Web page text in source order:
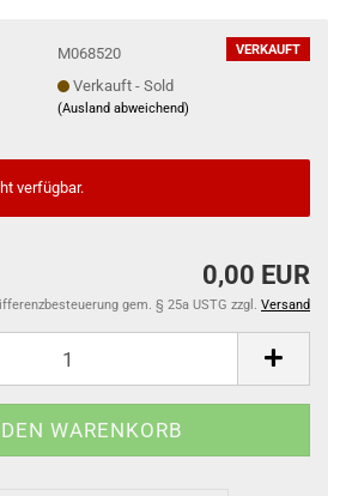
VERKAUFT
M068520
Verkauft - Sold
(Ausland abweichend)
verfügbar.
0,00 EUR
gem. § 25a USTG zzgl. Versand